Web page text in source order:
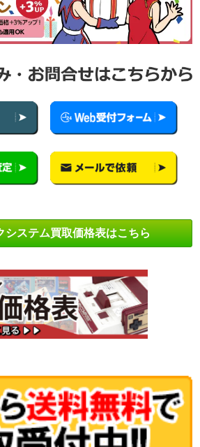
システム買取価格表はこちら